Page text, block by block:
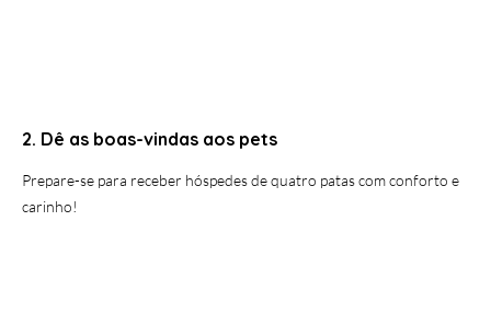
2. Dê as boas-vindas aos pets
Prepare-se para receber hóspedes de quatro patas com conforto e
carinho!